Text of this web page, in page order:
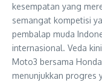
kesempatan yang
semangat kompetisi
pembalap muda
internasional. Veda
Moto3 bersama
menunjukkan progres